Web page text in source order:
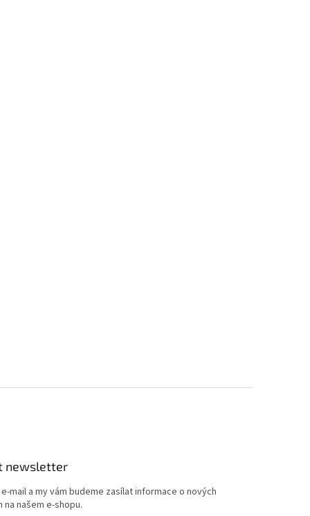
newsletter
mail a my vám budeme zasílat informace o nových
našem e-shopu.